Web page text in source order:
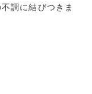
調に結びつきま